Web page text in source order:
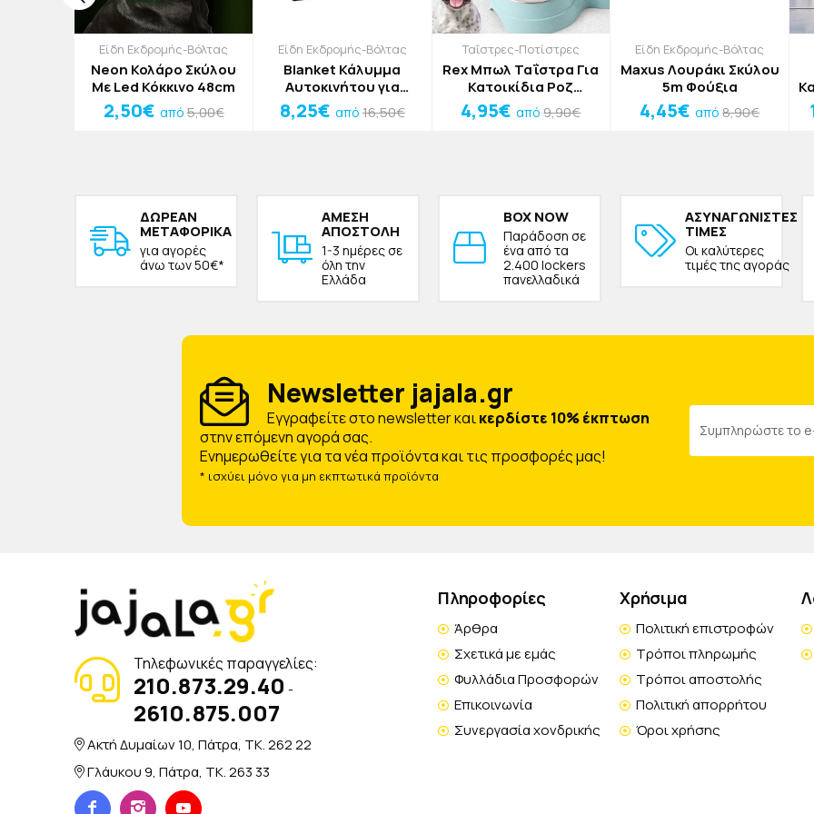
Είδη Εκδρομής-Βόλτας
Neon Κολάρο Σκύλου
Με Led Κόκκινο 48cm
2,50€ από5,00€
Είδη Εκδρομής-Βόλτας
Blanket Κάλυμμα
Αυτοκινήτου για
Κατοικίδια Κόκκινο
8,25€ από16,50€
Ταΐστρες-Ποτίστρες
Rex Μπωλ Ταΐστρα Για
Κατοικίδια Ροζ
23.5x14.5x4.6cm 300ml
4,95€ από9,90€
Είδη Εκδρομής-Βόλτας
Maxus Λουράκι Σκύλου
5m Φούξια
4,45€ από8,90€
ΔΩΡΕAΝ
ΜΕΤΑΦΟΡΙΚΑ
για αγορές
άνω των 50€*
ΑΜΕΣΗ
ΑΠΟΣΤΟΛΗ
1-3 ημέρες σε
όλη την
Ελλάδα
BOX NOW
Παράδοση σε
ένα από τα
2.400 lockers
πανελλαδικά
ΑΣΥΝΑΓΩΝΙΣΤΕΣ
ΤΙΜΕΣ
Οι καλύτερες
τιμές της αγοράς
Newsletter jajala.gr
Eγγραφείτε στο newsletter καικερδίστε 10% έκπτωση
στην επόμενη αγορά σας.
Ενημερωθείτε για τα νέα προϊόντα και τις προσφορές μας!
* ισχύει μόνο για μη εκπτωτικά προϊόντα
Τηλεφωνικές παραγγελίες:
210.873.29.40 -
2610.875.007
Ακτή Δυμαίων 10, Πάτρα, TK. 262 22
Γλάυκου 9, Πάτρα, TK. 263 33
Πληροφορίες
Άρθρα
Σχετικά με εμάς
Φυλλάδια Προσφορών
Επικοινωνία
Συνεργασία χονδρικής
Χρήσιμα
Πολιτική επιστροφών
Τρόποι πληρωμής
Τρόποι αποστολής
Πολιτική απορρήτου
Όροι χρήσης